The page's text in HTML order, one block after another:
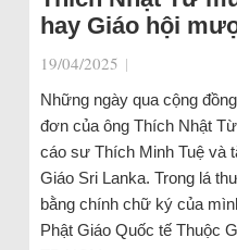
hay Giáo hội
19/04/2025 |
Những ngày qua cộng
đơn của ông Thích Nhật
cáo sư Thích Minh Tuệ và
Giáo Sri Lanka. Trong lá
bằng chính chữ ký của
Phật Giáo Quốc tế Thuộc